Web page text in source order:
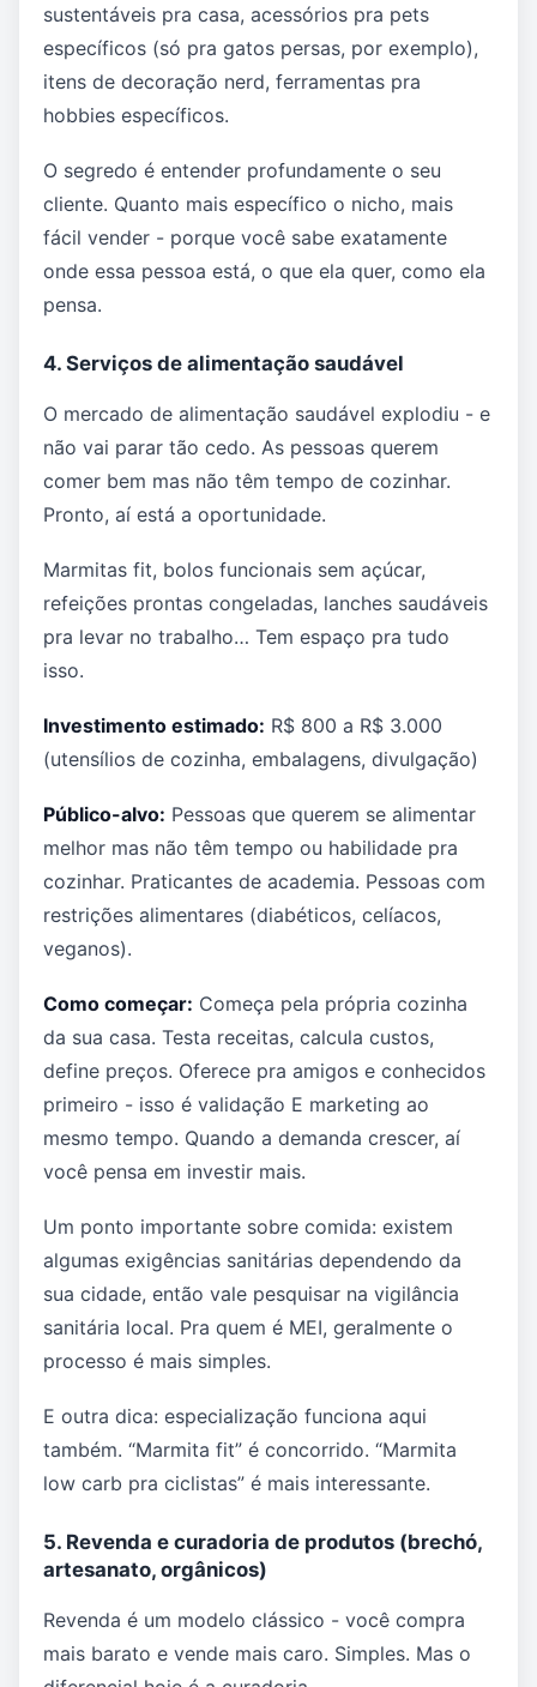
sustentáveis pra casa, acessórios pra pets
específicos (só pra gatos persas, por exemplo),
itens de decoração nerd, ferramentas pra
hobbies específicos.
O segredo é entender profundamente o seu
cliente. Quanto mais específico o nicho, mais
fácil vender - porque você sabe exatamente
onde essa pessoa está, o que ela quer, como ela
pensa.
4. Serviços de alimentação saudável
O mercado de alimentação saudável explodiu - e
não vai parar tão cedo. As pessoas querem
comer bem mas não têm tempo de cozinhar.
Pronto, aí está a oportunidade.
Marmitas fit, bolos funcionais sem açúcar,
refeições prontas congeladas, lanches saudáveis
pra levar no trabalho… Tem espaço pra tudo
isso.
Investimento estimado: R$ 800 a R$ 3.000
(utensílios de cozinha, embalagens, divulgação)
Público-alvo: Pessoas que querem se alimentar
melhor mas não têm tempo ou habilidade pra
cozinhar. Praticantes de academia. Pessoas com
restrições alimentares (diabéticos, celíacos,
veganos).
Como começar: Começa pela própria cozinha
da sua casa. Testa receitas, calcula custos,
define preços. Oferece pra amigos e conhecidos
primeiro - isso é validação E marketing ao
mesmo tempo. Quando a demanda crescer, aí
você pensa em investir mais.
Um ponto importante sobre comida: existem
algumas exigências sanitárias dependendo da
sua cidade, então vale pesquisar na vigilância
sanitária local. Pra quem é MEI, geralmente o
processo é mais simples.
E outra dica: especialização funciona aqui
também. “Marmita fit” é concorrido. “Marmita
low carb pra ciclistas” é mais interessante.
5. Revenda e curadoria de produtos (brechó,
artesanato, orgânicos)
Revenda é um modelo clássico - você compra
mais barato e vende mais caro. Simples. Mas o